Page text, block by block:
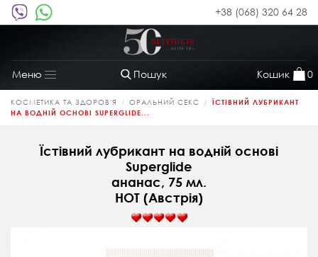
+38 (068) 320 64 28
Пошук Кошик 0
Меню
Toggle
navigation
КОСМЕТИКА ТА ЗДОРОВ'Я ОРАЛЬНИЙ СЕКС
ЇСТІВНИЙ ЛУБРИКАНТ
НА ВОДНІЙ ОСНОВІ SUPERGLIDE...
Їстівний лубрикант на водній основі
Superglide
ананас, 75 мл.
HOT (Австрія)